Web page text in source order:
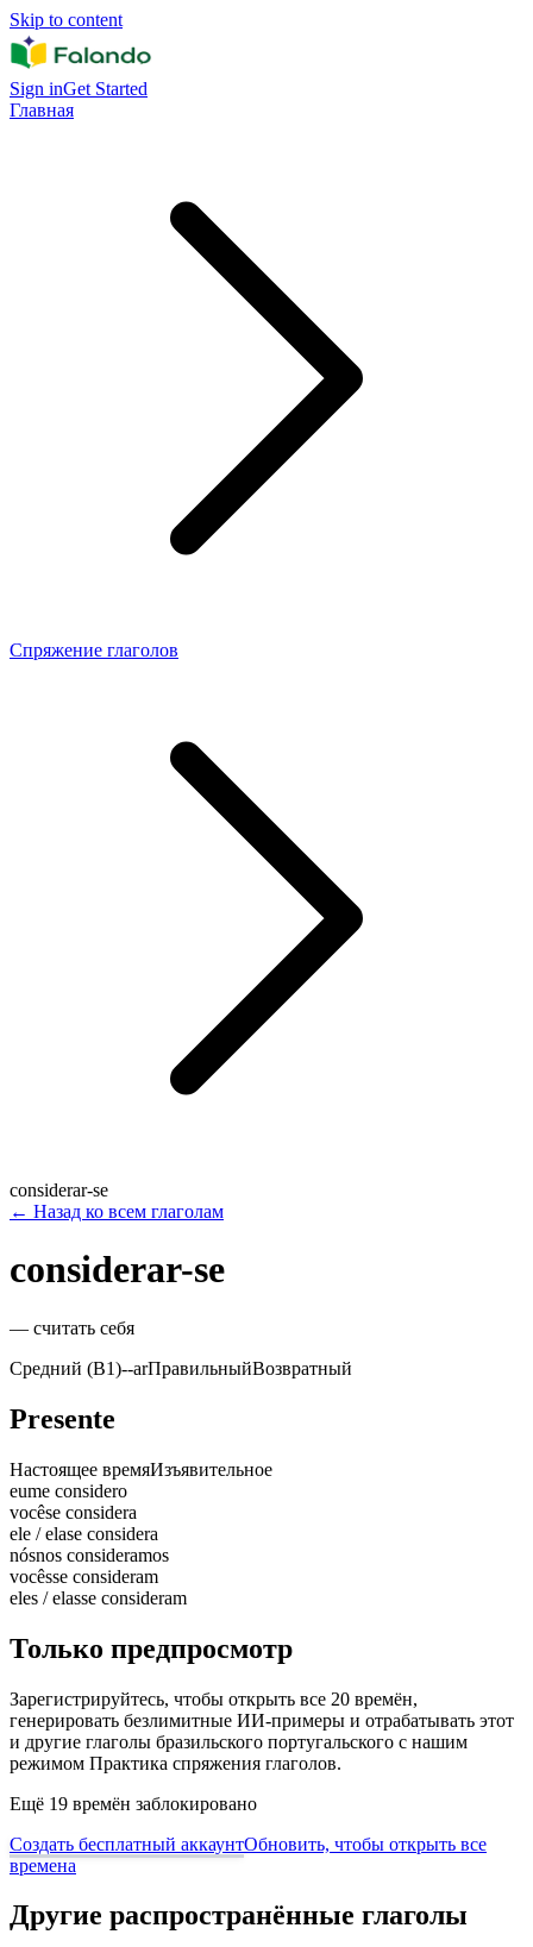
Skip to content
Sign inGet Started
Главная
Спряжение глаголов
considerar-se
← Назад ко всем глаголам
considerar-se
— считать себя
Средний (B1)--arПравильныйВозвратный
Presente
Настоящее времяИзъявительное
eume considero
vocêse considera
ele / elase considera
nósnos consideramos
vocêsse consideram
eles / elasse consideram
Только предпросмотр
Зарегистрируйтесь, чтобы открыть все 20 времён,
генерировать безлимитные ИИ-примеры и отрабатывать этот
и другие глаголы бразильского португальского с нашим
режимом Практика спряжения глаголов.
Ещё 19 времён заблокировано
Создать бесплатный аккаунтОбновить, чтобы открыть все
времена
Другие распространённые глаголы